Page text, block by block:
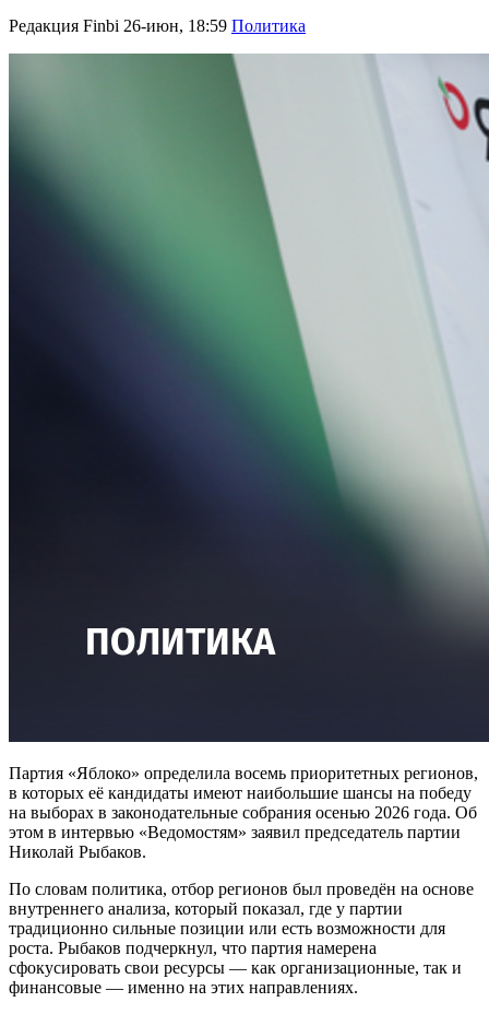
Редакция Finbi 26-июн, 18:59 Политика
Партия «Яблоко» определила восемь приоритетных регионов,
в которых её кандидаты имеют наибольшие шансы на победу
на выборах в законодательные собрания осенью 2026 года. Об
этом в интервью «Ведомостям» заявил председатель партии
Николай Рыбаков.
По словам политика, отбор регионов был проведён на основе
внутреннего анализа, который показал, где у партии
традиционно сильные позиции или есть возможности для
роста. Рыбаков подчеркнул, что партия намерена
сфокусировать свои ресурсы — как организационные, так и
финансовые — именно на этих направлениях.